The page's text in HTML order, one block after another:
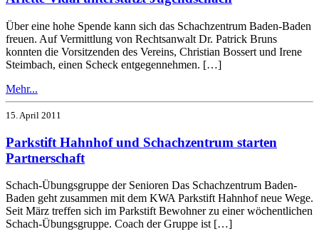
Über eine hohe Spende kann sich das Schachzentrum Baden-Baden
freuen. Auf Vermittlung von Rechtsanwalt Dr. Patrick Bruns
konnten die Vorsitzenden des Vereins, Christian Bossert und Irene
Steimbach, einen Scheck entgegennehmen. […]
Mehr...
15. April 2011
Parkstift Hahnhof und Schachzentrum starten
Partnerschaft
Schach-Übungsgruppe der Senioren Das Schachzentrum Baden-
Baden geht zusammen mit dem KWA Parkstift Hahnhof neue Wege.
Seit März treffen sich im Parkstift Bewohner zu einer wöchentlichen
Schach-Übungsgruppe. Coach der Gruppe ist […]